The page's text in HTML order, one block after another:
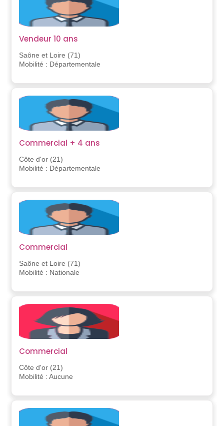
Vendeur 10 ans
Saône et Loire (71)
Mobilité : Départementale
Commercial + 4 ans
Côte d'or (21)
Mobilité : Départementale
Commercial
Saône et Loire (71)
Mobilité : Nationale
Commercial
Côte d'or (21)
Mobilité : Aucune